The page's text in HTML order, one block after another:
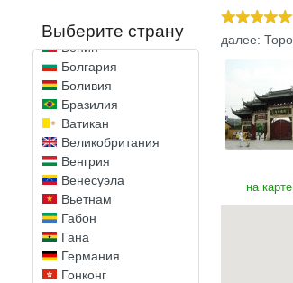
Выберите страну
Бельгия
Бенин
Болгария
Боливия
Бразилия
Ватикан
Великобритания
Венгрия
Венесуэла
Вьетнам
Габон
Гана
Германия
Гонконг
далее:
на карте